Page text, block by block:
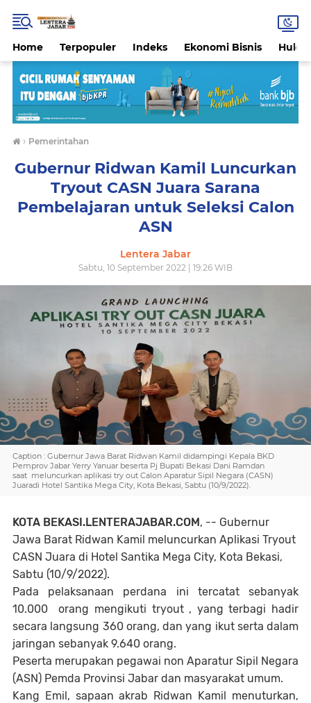
Home Terpopuler Indeks Ekonomi Bisnis
› Pemerintahan
Gubernur Ridwan Kamil Luncurkan
Tryout CASN Juara Sarana
Pembelajaran untuk Seleksi Calon
ASN
Lentera Jabar
Sabtu, 10 September 2022 | 19:26 WIB
Caption : Gubernur Jawa Barat Ridwan Kamil didampingi Kepala BKD
Pemprov Jabar Yerry Yanuar beserta Pj Bupati Bekasi Dani Ramdan
saat meluncurkan aplikasi try out Calon Aparatur Sipil Negara (CASN)
Juaradi Hotel Santika Mega City, Kota Bekasi, Sabtu (10/9/2022).
KOTA BEKASI.LENTERAJABAR.COM, -- Gubernur
Jawa Barat Ridwan Kamil meluncurkan Aplikasi Tryout
CASN Juara di Hotel Santika Mega City, Kota Bekasi,
Sabtu (10/9/2022).
Pada pelaksanaan perdana ini tercatat sebanyak
10.000 orang mengikuti tryout , yang terbagi hadir
secara langsung 360 orang, dan yang ikut serta dalam
jaringan sebanyak 9.640 orang.
Peserta merupakan pegawai non Aparatur Sipil Negara
(ASN) Pemda Provinsi Jabar dan masyarakat umum.
Kang Emil, sapaan akrab Ridwan Kamil menuturkan,